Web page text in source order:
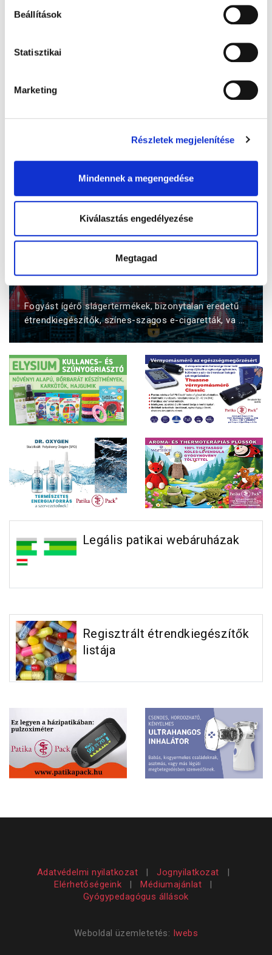
Beállítások
Statisztikai
Marketing
Részletek megjelenítése
Mindennek a megengedése
Kiválasztás engedélyezése
Megtagad
Válaszoljon három kérdésünkre, és nyerje meg
Az online vásárlás sötét oldala: így
óvjuk meg magunkat és gyermekeinket
Fogyást ígérő slágertermékek, bizonytalan eredetű
étrendkiegészítők, színes-szagos e-cigaretták, va ...
Legális patikai webáruházak
Regisztrált étrendkiegészítők
listája
Adatvédelmi nyilatkozat |Jognyilatkozat |
Elérhetőségeink |Médiumajánlat |
Gyógypedagógus állások
Weboldal üzemletetés: Iwebs